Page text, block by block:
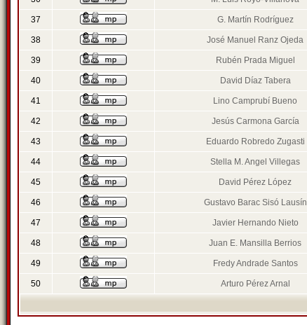
37 G. Martín Rodríguez
38 José Manuel Ranz Ojeda
39 Rubén Prada Miguel
40 David Díaz Tabera
41 Lino Camprubí Bueno
42 Jesús Carmona García
43 Eduardo Robredo Zugasti
44 Stella M. Angel Villegas
45 David Pérez López
46 Gustavo Barac Sisó Lausín
47 Javier Hernando Nieto
48 Juan E. Mansilla Berrios
49 Fredy Andrade Santos
50 Arturo Pérez Arnal